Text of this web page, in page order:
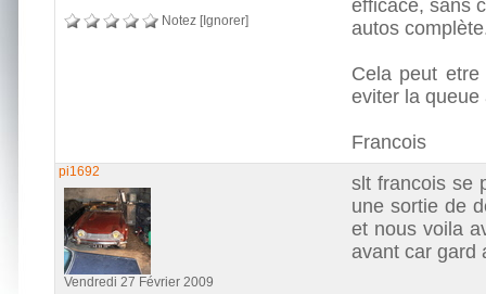
Notez [Ignorer]
efficace, sans
autos
Cela peut
eviter la queue
Francois
pi1692
Vendredi 27 Février 2009
slt francois se
une sortie de
et nous voila
avant car gard